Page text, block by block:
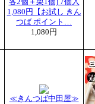
各2個＋栗1個) 7個入
1,080円【お試し きん
つば ポイント…
1,080円
≪きんつば中田屋≫